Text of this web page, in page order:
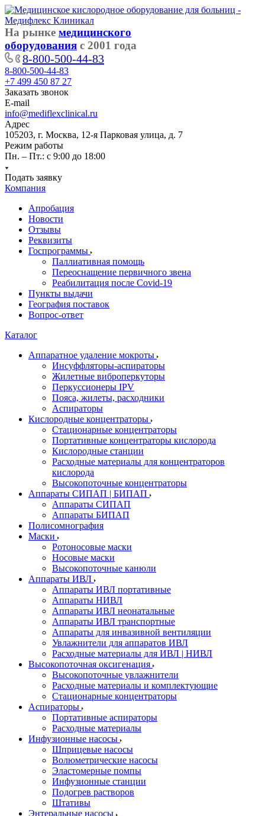
На рынке медицинского
оборудования с 2001 года
8-800-500-44-83
8-800-500-44-83
+7 499 450 87 27
Заказать звонок
E-mail
info@mediflexclinical.ru
Адрес
105203, г. Москва, 12-я Парковая улица, д. 7
Режим работы
Пн. – Пт.: с 9:00 до 18:00
Подать заявку
Компания
Апробация
Новости
Отзывы
Реквизиты
Госпрограммы
Паллиативная помощь
Переоснащение первичного звена
Реабилитация после Covid-19
Пункты выдачи
География поставок
Вопрос-ответ
Каталог
Аппаратное удаление мокроты
Инсуффляторы-аспираторы
Жилетные виброперкуторы
Перкуссионеры IPV
Пояса, жилеты, расходники
Аспираторы
Кислородные концентраторы
Стационарные концентраторы
Портативные концентраторы кислорода
Кислородные станции
Расходные материалы для концентраторов
кислорода
Высокопоточные концентраторы
Аппараты СИПАП | БИПАП
Аппараты СИПАП
Аппараты БИПАП
Полисомнография
Маски
Ротоносовые маски
Носовые маски
Высокопоточные канюли
Аппараты ИВЛ
Аппараты ИВЛ портативные
Аппараты НИВЛ
Аппараты ИВЛ неонатальные
Аппараты ИВЛ транспортные
Аппараты для инвазивной вентиляции
Увлажнители для аппаратов ИВЛ
Расходные материалы для ИВЛ | НИВЛ
Высокопоточная оксигенация
Высокопоточные увлажнители
Расходные материалы и комплектующие
Стационарные концентраторы
Аспираторы
Портативные аспираторы
Расходные материалы
Инфузионные насосы
Шприцевые насосы
Волюметрические насосы
Эластомерные помпы
Инфузионные станции
Подогрев растворов
Штативы
Энтеральные насосы